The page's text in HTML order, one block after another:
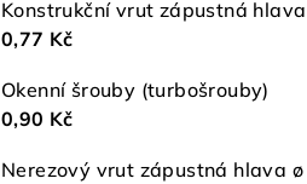
0,77 Kč
Okenní šrouby (turbošrouby)
0,90 Kč